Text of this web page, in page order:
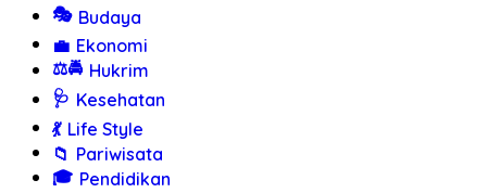
🎭 Budaya
💼 Ekonomi
⚖️🚔 Hukrim
🩺 Kesehatan
💃 Life Style
📁 Pariwisata
🎓 Pendidikan